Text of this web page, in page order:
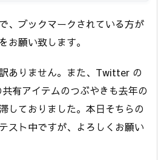
、ブックマークされている方が
お願い致します。
ありません。また、Twitter の
有アイテムのつぶやきも去年の
しておりました。本日そちらの
スト中ですが、よろしくお願い